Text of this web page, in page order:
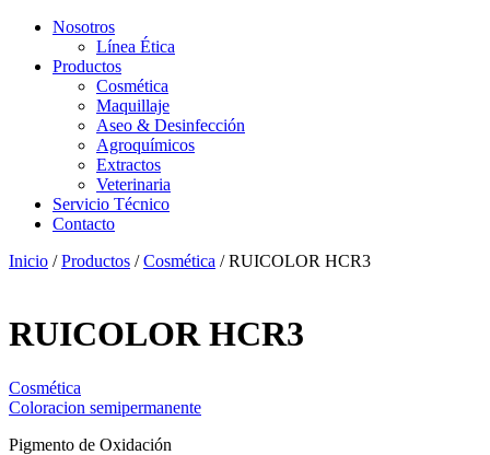
Nosotros
Línea Ética
Productos
Cosmética
Maquillaje
Aseo & Desinfección
Agroquímicos
Extractos
Veterinaria
Servicio Técnico
Contacto
Inicio /Productos /Cosmética / RUICOLOR HCR3
RUICOLOR HCR3
Cosmética
Coloracion semipermanente
Pigmento de Oxidación